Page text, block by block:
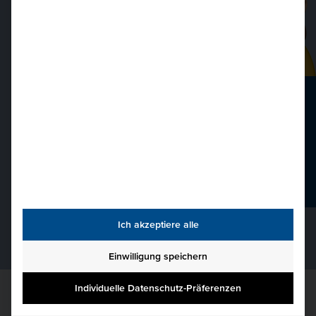
Ich akzeptiere alle
Einwilligung speichern
Individuelle Datenschutz-Präferenzen